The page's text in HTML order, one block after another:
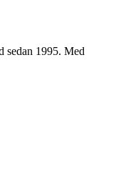
sedan 1995. Med